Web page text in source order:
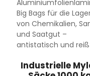
Industrielle